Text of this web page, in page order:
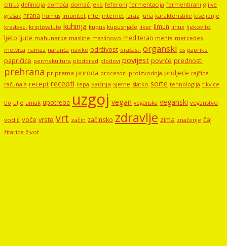
citrus definicija domaća domaći eko feferoni fermentacija fermentirani gljive
grašak hrana humus imunitet intel internet izraz juha karakteristike kiseljenje
krastavci kriptovalute kuhinja kupus kupusnjače liker limun linux ljekovito
ljeto ljute mahunarke masline maslinovo mediteran menta mercedes
metvica namaz naranča navike održivost orašasti organski os paprike
papričice permakultura plodored plodovi povijest povrće prednosti
prehrana priprema priroda procesori proizvodnja proljeće rajčice
računala recept recepti repa sadnja sjeme slatko sorte tehnologija tikvice
tlo ulje umak upotreba uzgoj vegan veganska veganski veganstvo
vodič voće vrste vrt začin začinsko zdravlje zima značenje čaj
žitarice život